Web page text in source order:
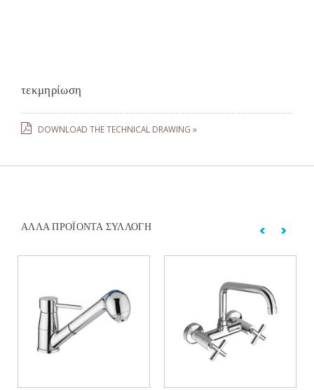
τεκμηρίωση
DOWNLOAD THE TECHNICAL DRAWING »
ΆΛΛΑ ΠΡΟΪΌΝΤΑ ΣΥΛΛΟΓΉ